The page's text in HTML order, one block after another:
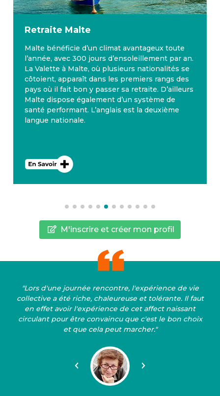
Retraite Malte
Malte bénéficie d’un climat avantageux toute
l’année, avec 300 jours d’ensoleillement par an.
La Valette à Malte, où plusieurs nationalités se
côtoient, apparaît dans les premiers rangs des
pays où il fait bon y passer sa retraite. D’ailleurs
Malte dispose également d’un système de
santé performant. L’anglais est la deuxième
langue nationale.
M'inscrire et créer mon profil
"Lors d'une journée rencontre, l'expérience de vie
collective a été riche, chaleureuse et tolérante. Il faut
en effet avoir l'expérience de cet affect naissant
circulant pour être convaincu que c'est le bon choix
et que cela peut marcher."
Précédent Suivant